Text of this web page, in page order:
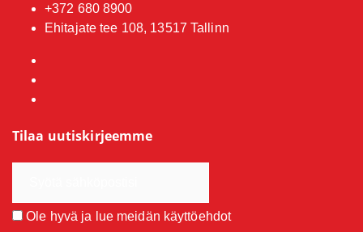
+372 680 8900
Ehitajate tee 108, 13517 Tallinn
Tilaa uutiskirjeemme
Ole hyvä ja lue meidän käyttöehdot